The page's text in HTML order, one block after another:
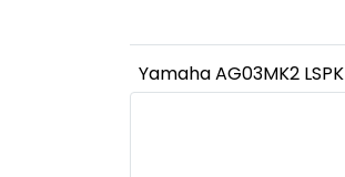
Yamaha AG03MK2 LSPK